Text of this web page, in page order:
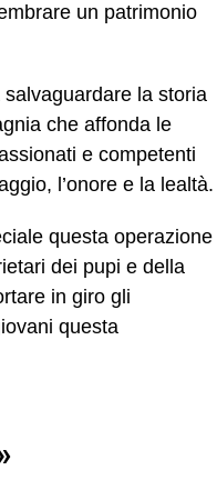
un patrimonio
salvaguardare la storia
che affonda le
e competenti
l’onore e la lealtà.
questa operazione
dei pupi e della
in giro gli
questa